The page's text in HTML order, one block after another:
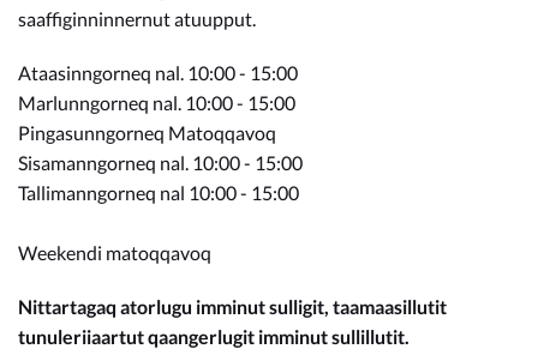
saaffiginninnernut atuupput.
Ataasinngorneq nal. 10:00 - 15:00
Marlunngorneq nal. 10:00 - 15:00
Pingasunngorneq Matoqqavoq
Sisamanngorneq nal. 10:00 - 15:00
Tallimanngorneq nal 10:00 - 15:00
Weekendi matoqqavoq
Nittartagaq atorlugu imminut sulligit, taamaasillutit
tunuleriiaartut qaangerlugit imminut sullillutit.